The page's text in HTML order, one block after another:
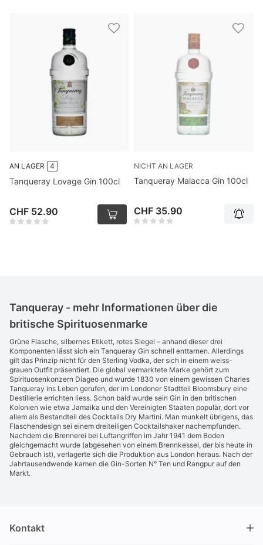
AN LAGER 4
Tanqueray Lovage Gin 100cl
CHF 52.90
NICHT AN LAGER
Tanqueray Malacca Gin 100cl
CHF 35.90
Tanqueray - mehr Informationen über die
britische Spirituosenmarke
Grüne Flasche, silbernes Etikett, rotes Siegel – anhand dieser drei
Komponenten lässt sich ein Tanqueray Gin schnell enttarnen. Allerdings
gilt das Prinzip nicht für den Sterling Vodka, der sich in einem weiss-
grauen Outfit präsentiert. Die global vermarktete Marke gehört zum
Spirituosenkonzern Diageo und wurde 1830 von einem gewissen Charles
Tanqueray ins Leben gerufen, der im Londoner Stadtteil Bloomsbury eine
Destillerie errichten liess. Schon bald wurde sein Gin in den britischen
Kolonien wie etwa Jamaika und den Vereinigten Staaten populär, dort vor
allem als Bestandteil des Cocktails Dry Martini. Man munkelt übrigens, das
Flaschendesign sei einem dreiteiligen Cocktailshaker nachempfunden.
Nachdem die Brennerei bei Luftangriffen im Jahr 1941 dem Boden
gleichgemacht wurde (abgesehen von einem Brennkessel, der bis heute in
Gebrauch ist), verlagerte sich die Produktion aus London heraus. Nach der
Jahrtausendwende kamen die Gin-Sorten N° Ten und Rangpur auf den
Markt.
Kontakt